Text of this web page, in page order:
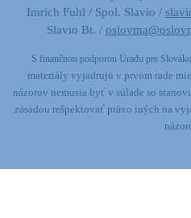
Imrich Fuhl / Spol. Slavio /
Slavio Bt. /
S finančnou podporou Úradu pre
materiály vyjadrujú v prvom rade
názorov nemusia byť v súlade so
zásadou rešpektovať právo iných na